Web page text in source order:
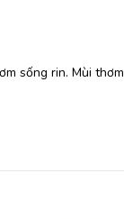
sống rin. Mùi